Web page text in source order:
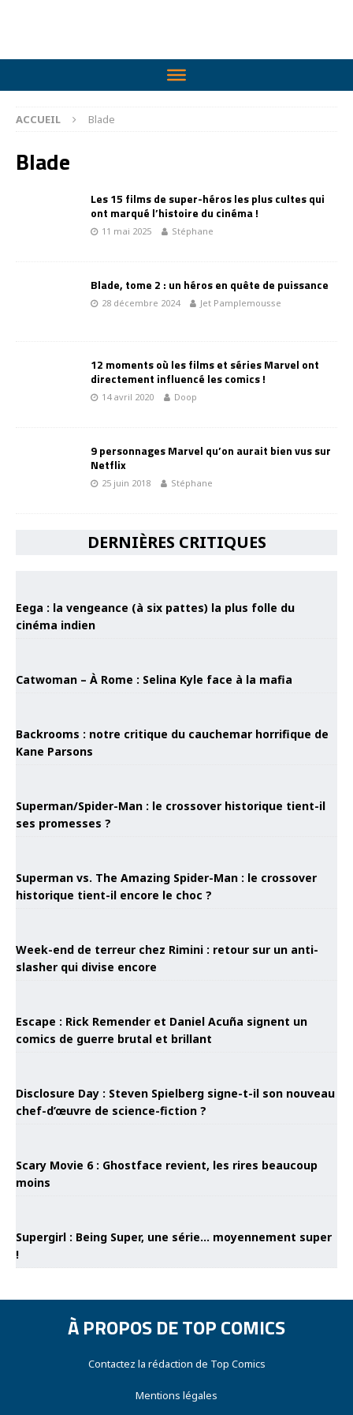
ACCUEIL Blade
Blade
Les 15 films de super-héros les plus cultes qui
ont marqué l’histoire du cinéma !
11 mai 2025 Stéphane
Blade, tome 2 : un héros en quête de puissance
28 décembre 2024 Jet Pamplemousse
12 moments où les films et séries Marvel ont
directement influencé les comics !
14 avril 2020 Doop
9 personnages Marvel qu’on aurait bien vus sur
Netflix
25 juin 2018 Stéphane
DERNIÈRES CRITIQUES
Eega : la vengeance (à six pattes) la plus folle du
cinéma indien
Catwoman – À Rome : Selina Kyle face à la mafia
Backrooms : notre critique du cauchemar horrifique de
Kane Parsons
Superman/Spider-Man : le crossover historique tient-il
ses promesses ?
Superman vs. The Amazing Spider-Man : le crossover
historique tient-il encore le choc ?
Week-end de terreur chez Rimini : retour sur un anti-
slasher qui divise encore
Escape : Rick Remender et Daniel Acuña signent un
comics de guerre brutal et brillant
Disclosure Day : Steven Spielberg signe-t-il son nouveau
chef-d’œuvre de science-fiction ?
Scary Movie 6 : Ghostface revient, les rires beaucoup
moins
Supergirl : Being Super, une série… moyennement super
!
À PROPOS DE TOP COMICS
Contactez la rédaction de Top Comics
Mentions légales